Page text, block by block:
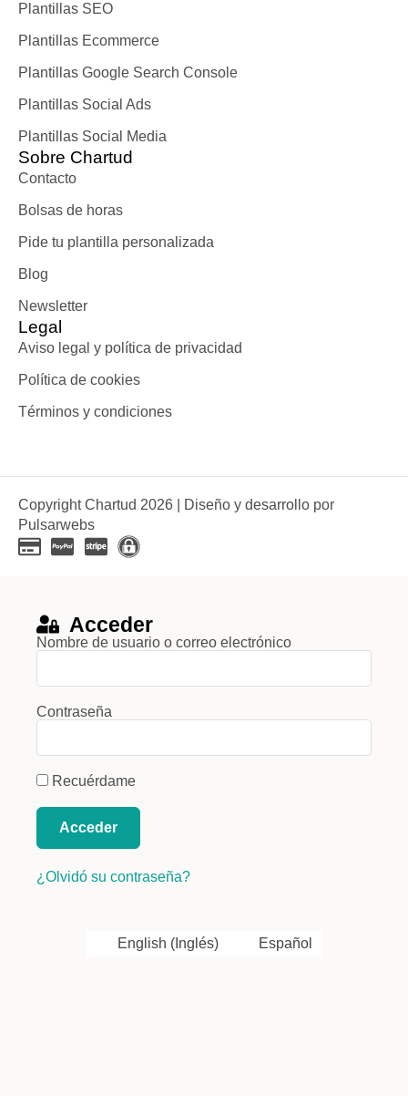
Plantillas SEO
Plantillas Ecommerce
Plantillas Google Search Console
Plantillas Social Ads
Plantillas Social Media
Sobre Chartud
Contacto
Bolsas de horas
Pide tu plantilla personalizada
Blog
Newsletter
Legal
Aviso legal y política de privacidad
Política de cookies
Términos y condiciones
Copyright Chartud 2026 | Diseño y desarrollo por
Pulsarwebs
Acceder
Nombre de usuario o correo electrónico
Contraseña
Recuérdame
Acceder
¿Olvidó su contraseña?
English ( Inglés) Español